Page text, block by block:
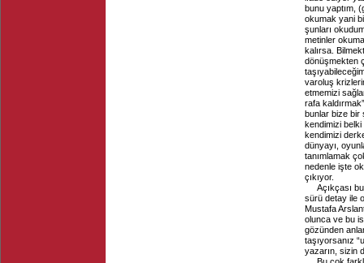
bunu yaptım,
okumak yani
şunları
metinler
kalırsa.
dönüşmekten
varoluş
etmemizi
rafa
bunlar bize bir
kendimizi belki
kendimizi
dünyayı,
tanımlamak
nedenle işte
çıkıyor.
Açıkçası
sürü detay ile
Mustafa
olunca ve bu
gözünden
taşıyorsanız
yazarın, sizin